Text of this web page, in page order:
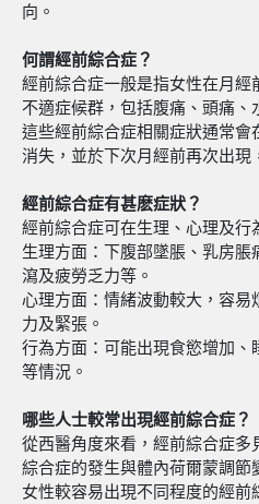
向。
何謂經前綜合症？
經前綜合症一般是指女性在月經
不適症候群，包括腹痛、頭痛
這些經前綜合症相關症狀通常
消失，並於下次月經前再次出現
經前綜合症有甚麽症狀？
經前綜合症可在生理、心理及行
生理方面：下腹部墜脹、乳房
瀉及疲勞乏力等。
心理方面：情緒波動較大，容易
力及緊張。
行為方面：可能出現食慾增加、
等情況。
哪些人士較常出現經前綜合症？
從西醫角度來看，經前綜合症多
綜合症的發生與體內荷爾蒙調
女性較容易出現不同程度的經前